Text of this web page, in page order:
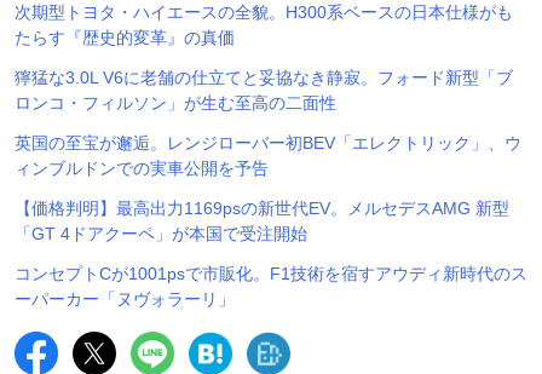
次期型トヨタ・ハイエースの全貌。H300系ベースの日本仕様がも
たらす『歴史的変革』の真価
獰猛な3.0L V6に老舗の仕立てと妥協なき静寂。フォード新型「ブ
ロンコ・フィルソン」が生む至高の二面性
英国の至宝が邂逅。レンジローバー初BEV「エレクトリック」、ウ
ィンブルドンでの実車公開を予告
【価格判明】最高出力1169psの新世代EV。メルセデスAMG 新型
「GT 4ドアクーペ」が本国で受注開始
コンセプトCが1001psで市販化。F1技術を宿すアウディ新時代のス
ーパーカー「ヌヴォラーリ」